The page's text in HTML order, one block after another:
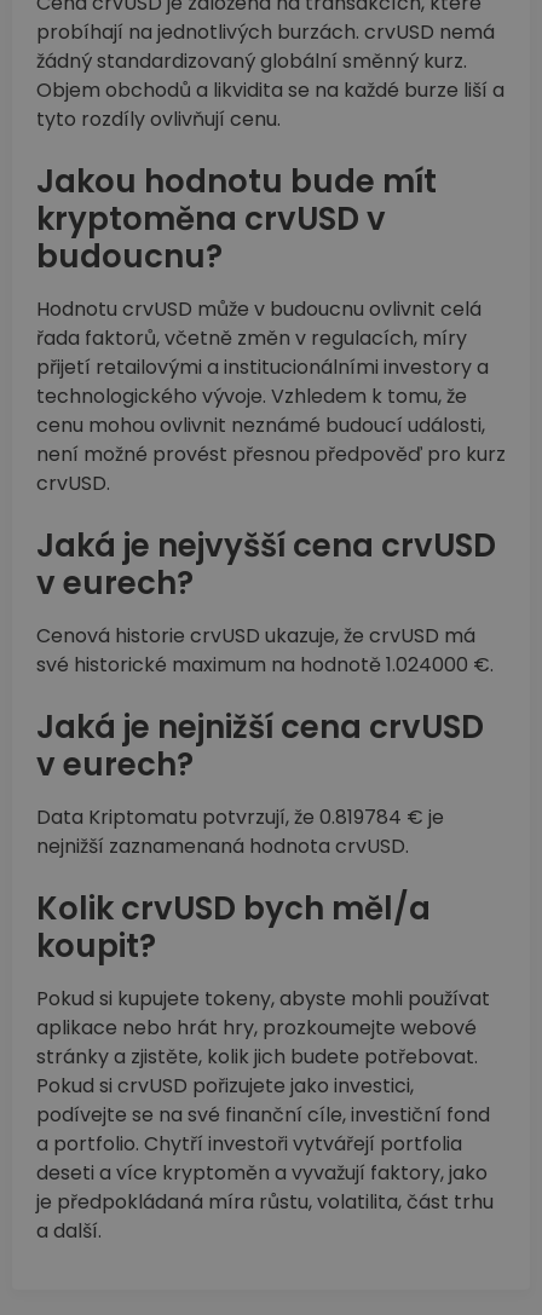
probíhají na jednotlivých burzách. crvUSD nemá
žádný standardizovaný globální směnný kurz.
Objem obchodů a likvidita se na každé burze liší a
tyto rozdíly ovlivňují cenu.
Jakou hodnotu bude mít
kryptoměna crvUSD v
budoucnu?
Hodnotu crvUSD může v budoucnu ovlivnit celá
řada faktorů, včetně změn v regulacích, míry
přijetí retailovými a institucionálními investory a
technologického vývoje. Vzhledem k tomu, že
cenu mohou ovlivnit neznámé budoucí události,
není možné provést přesnou předpověď pro kurz
crvUSD.
Jaká je nejvyšší cena crvUSD
v eurech?
Cenová historie crvUSD ukazuje, že crvUSD má
své historické maximum na hodnotě 1.024000 €.
Jaká je nejnižší cena crvUSD
v eurech?
Data Kriptomatu potvrzují, že 0.819784 € je
nejnižší zaznamenaná hodnota crvUSD.
Kolik crvUSD bych měl/a
koupit?
Pokud si kupujete tokeny, abyste mohli používat
aplikace nebo hrát hry, prozkoumejte webové
stránky a zjistěte, kolik jich budete potřebovat.
Pokud si crvUSD pořizujete jako investici,
podívejte se na své finanční cíle, investiční fond
a portfolio. Chytří investoři vytvářejí portfolia
deseti a více kryptoměn a vyvažují faktory, jako
je předpokládaná míra růstu, volatilita, část trhu
a další.